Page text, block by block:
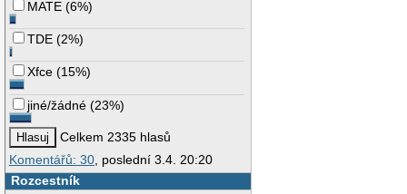
MATE (6%)
TDE (2%)
Xfce (15%)
jiné/žádné (23%)
Celkem 2335 hlasů
Komentářů: 30, poslední 3.4. 20:20
Rozcestník